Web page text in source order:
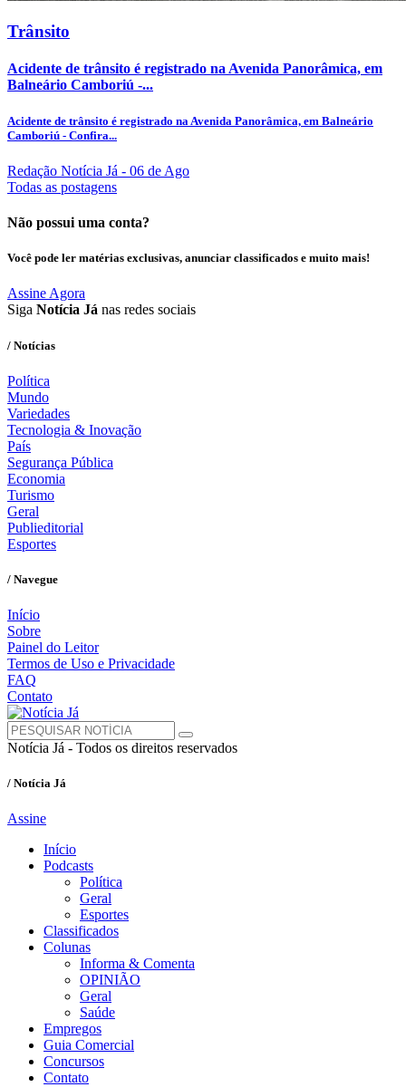
Trânsito
Acidente de trânsito é registrado na Avenida Panorâmica, em
Balneário Camboriú -...
Acidente de trânsito é registrado na Avenida Panorâmica, em Balneário
Camboriú - Confira...
Redação Notícia Já - 06 de Ago
Todas as postagens
Não possui uma conta?
Você pode ler matérias exclusivas, anunciar classificados e muito mais!
Assine Agora
Siga Notícia Já nas redes sociais
/ Notícias
Política
Mundo
Variedades
Tecnologia & Inovação
País
Segurança Pública
Economia
Turismo
Geral
Publieditorial
Esportes
/ Navegue
Início
Sobre
Painel do Leitor
Termos de Uso e Privacidade
FAQ
Contato
Notícia Já - Todos os direitos reservados
/ Notícia Já
Assine
Início
Podcasts
Política
Geral
Esportes
Classificados
Colunas
Informa & Comenta
OPINIÃO
Geral
Saúde
Empregos
Guia Comercial
Concursos
Contato